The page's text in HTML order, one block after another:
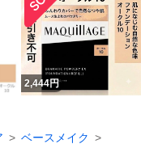
2,444円
ベースメイク